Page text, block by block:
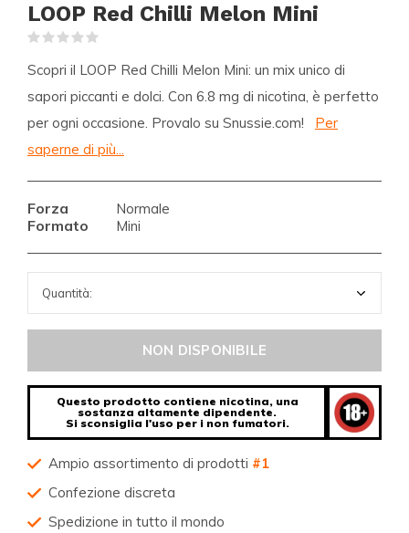
LOOP Red Chilli Melon Mini
Scopri il LOOP Red Chilli Melon Mini: un mix unico di
sapori piccanti e dolci. Con 6.8 mg di nicotina, è perfetto
per ogni occasione. Provalo su Snussie.com!
Per
saperne di più...
Forza Normale
Formato Mini
NON DISPONIBILE
Questo prodotto contiene nicotina, una
sostanza altamente dipendente.
Si sconsiglia l'uso per i non fumatori.
Ampio assortimento di prodotti #1
Confezione discreta
Spedizione in tutto il mondo